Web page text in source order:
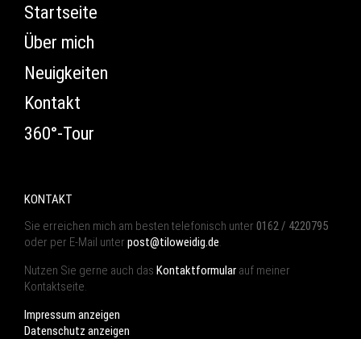
Startseite
Über mich
Neuigkeiten
Kontakt
360°-Tour
KONTAKT
Sie erreichen mich am besten telefonisch unter 0162 / 4220795
oder per E-Mail unter post@tiloweidig.de.
Nutzen Sie gerne auch das Kontaktformular auf meiner
Kontaktseite.
Impressum anzeigen
Datenschutz anzeigen